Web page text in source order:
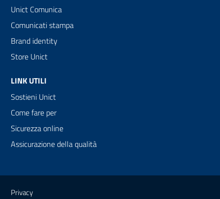
Unict Comunica
Comunicati stampa
Brand identity
Store Unict
LINK UTILI
Sostieni Unict
Come fare per
Sicurezza online
Assicurazione della qualità
Link e informazioni utili
Privacy